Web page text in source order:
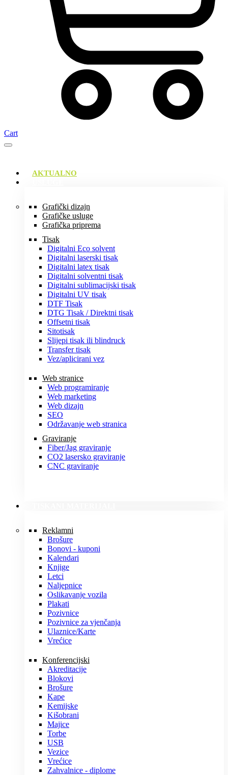
Cart
AKTUALNO
Grafički dizajn
Grafičke usluge
Grafička priprema
Tisak
Digitalni Eco solvent
Digitalni laserski tisak
Digitalni latex tisak
Digitalni solventni tisak
Digitalni sublimacijski tisak
Digitalni UV tisak
DTF Tisak
DTG Tisak / Direktni tisak
Offsetni tisak
Sitotisak
Slijepi tisak ili blindruck
Transfer tisak
Vez/aplicirani vez
Web stranice
Web programiranje
Web marketing
Web dizajn
SEO
Održavanje web stranica
Graviranje
Fiber/Jag graviranje
CO2 lasersko graviranje
CNC graviranje
Reklamni
Brošure
Bonovi - kuponi
Kalendari
Knjige
Letci
Naljepnice
Oslikavanje vozila
Plakati
Pozivnice
Pozivnice za vjenčanja
Ulaznice/Karte
Vrećice
Konferencijski
Akreditacije
Blokovi
Brošure
Kape
Kemijske
Kišobrani
Majice
Torbe
USB
Vezice
Vrećice
Zahvalnice - diplome